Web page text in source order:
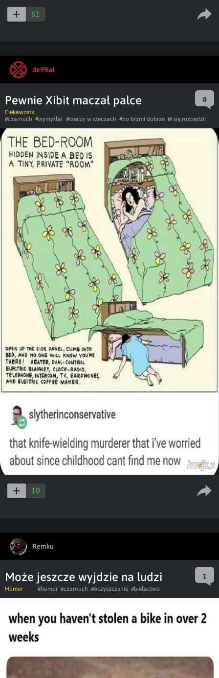
61
de99ial
Pewnie Xibit maczał palce 0
Ciekawostki
#czarnuch #wymyślał #rzeczy w rzeczach #bo brzmi dobrze #i się rozpędził
10
Remku
Może jeszcze wyjdzie na ludzi 1
Humor #humor #czarnuch #oczyszczenie #bielactwo